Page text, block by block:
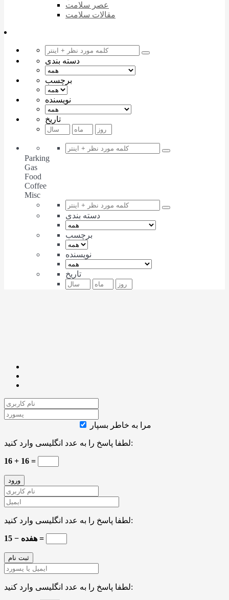
عصر سلامت
مقالات سلامت
دسته بندی
برچسب
نویسنده
تاریخ
Parking
Gas
Food
Coffee
Misc
دسته بندی
برچسب
نویسنده
تاریخ
مرا به خاطر بسپار
لطفا پاسخ را به عدد انگلیسی وارد کنید:
16 + 16 =
لطفا پاسخ را به عدد انگلیسی وارد کنید:
هفده − 15 =
لطفا پاسخ را به عدد انگلیسی وارد کنید: